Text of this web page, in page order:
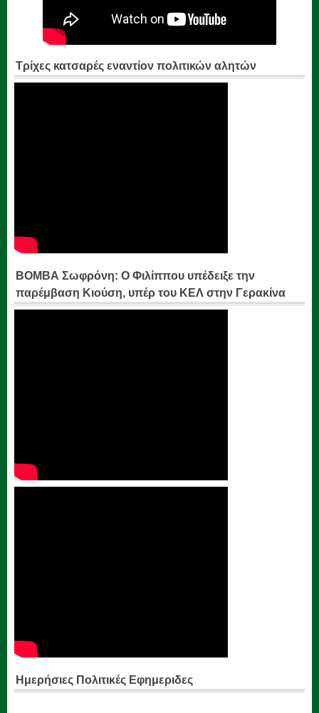
Τρίχες κατσαρές εναντίον πολιτικών αλητών
ΒΟΜΒΑ Σωφρόνη: Ο Φιλίππου υπέδειξε την
παρέμβαση Κιούση, υπέρ του ΚΕΛ στην Γερακίνα
Ημερήσιες Πολιτικές Εφημεριδες